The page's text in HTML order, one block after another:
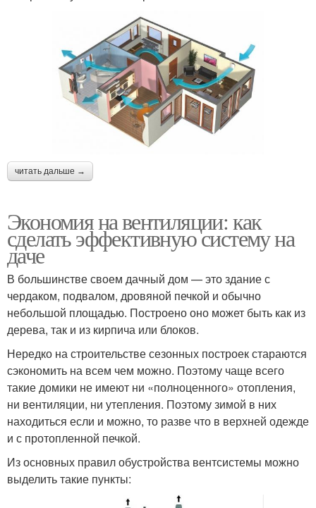
читать дальше →
Экономия на вентиляции: как
сделать эффективную систему на
даче
В большинстве своем дачный дом — это здание с
чердаком, подвалом, дровяной печкой и обычно
небольшой площадью. Построено оно может быть как из
дерева, так и из кирпича или блоков.
Нередко на строительстве сезонных построек стараются
сэкономить на всем чем можно. Поэтому чаще всего
такие домики не имеют ни «полноценного» отопления,
ни вентиляции, ни утепления. Поэтому зимой в них
находиться если и можно, то разве что в верхней одежде
и с протопленной печкой.
Из основных правил обустройства вентсистемы можно
выделить такие пункты: